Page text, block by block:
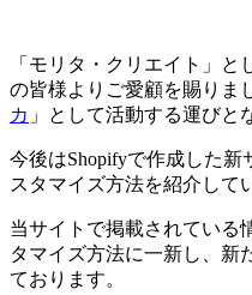
「モリタ・クリエイト」と
の皆様よりご愛顧を賜りま
カ 」として活動する運びと
今後はShopifyで作成した新
スタマイズ方法を紹介して
当サイトで掲載されている
タマイズ方法に一新し、新
ております。